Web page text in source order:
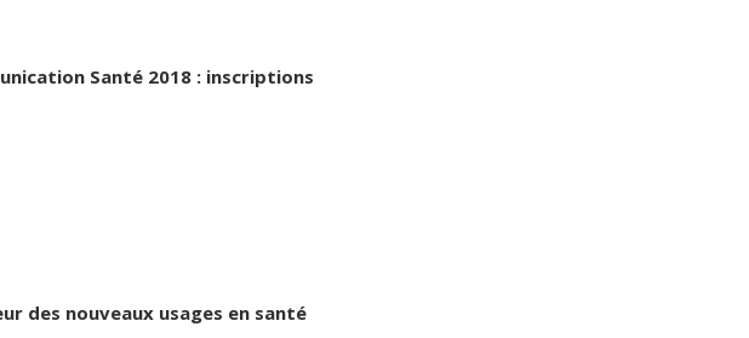
Santé 2018 : inscriptions
des nouveaux usages en santé